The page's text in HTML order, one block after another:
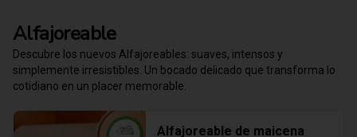
Alfajoreable
Descubre los nuevos Alfajoreables: suaves, intensos y
simplemente irresistibles. Un bocado delicado que transforma lo
cotidiano en un placer memorable.
Alfajoreable de maicena